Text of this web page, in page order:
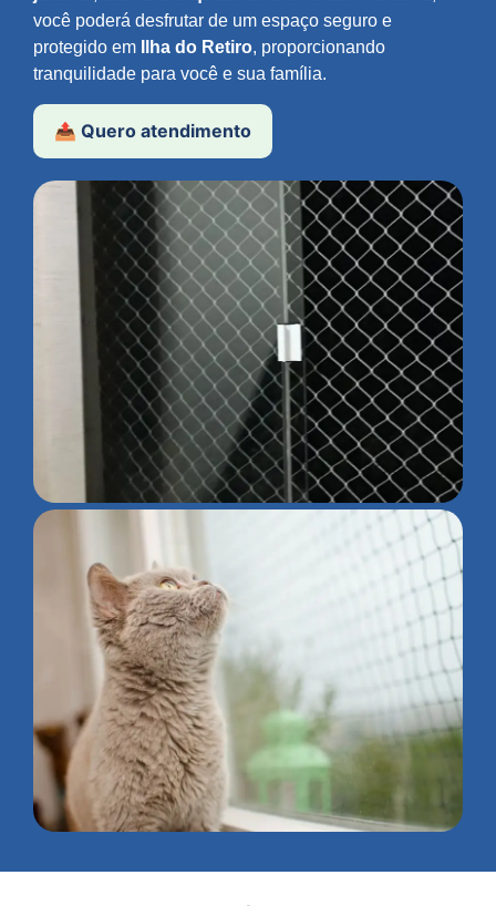
você poderá desfrutar de um espaço seguro e
protegido em
Ilha do Retiro, proporcionando
tranquilidade para você e sua família.
📤 Quero atendimento